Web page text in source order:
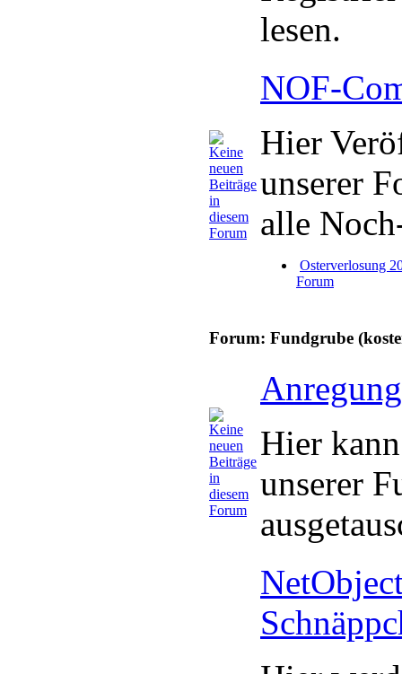
lesen.
NOF-
Hier
unserer
alle
Osterverlosung
Forum
Forum: Fundgrube
Hier
unserer